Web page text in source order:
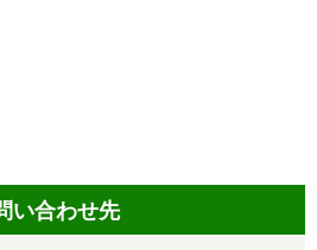
い合わせ先